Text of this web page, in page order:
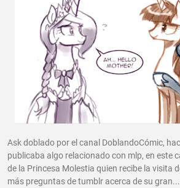
Ask doblado por el canal DoblandoCómic,
publicaba algo relacionado con mlp, en este
de la Princesa Molestia quien recibe la visita
más preguntas de tumblr acerca de su